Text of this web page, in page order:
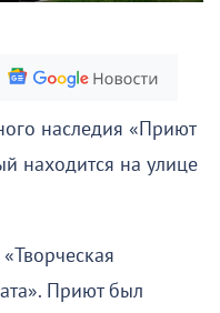
наследия «Приют
находится на улице
Приют был